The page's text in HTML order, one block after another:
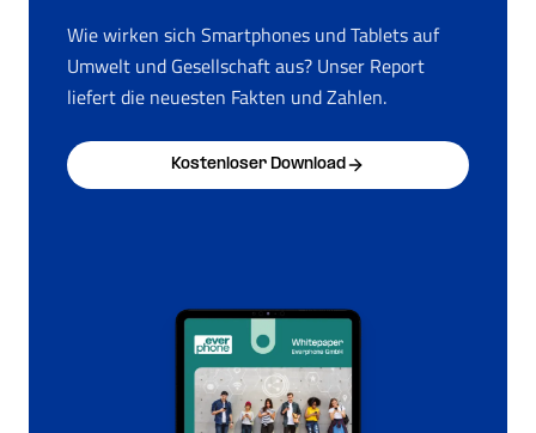
Wie wirken sich Smartphones und Tablets auf
Umwelt und Gesellschaft aus? Unser Report
liefert die neuesten Fakten und Zahlen.
Kostenloser Download